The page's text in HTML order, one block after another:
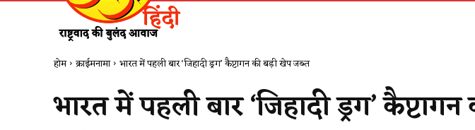
होम क्राईमनामा भारत में पहली बार ‘जिहादी ड्रग’ कैप्टागन की बड़ी खेप जब्त
भारत में पहली बार ‘जिहादी ड्रग’